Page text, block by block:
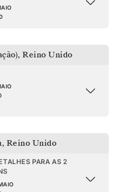
, Reino Unido
, Reino Unido
PARA AS 2